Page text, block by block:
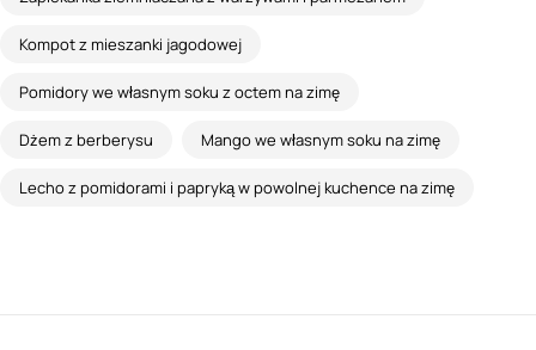
Kompot z mieszanki jagodowej
Pomidory we własnym soku z octem na zimę
Dżem z berberysu Mango we własnym soku na zimę
Lecho z pomidorami i papryką w powolnej kuchence na zimę